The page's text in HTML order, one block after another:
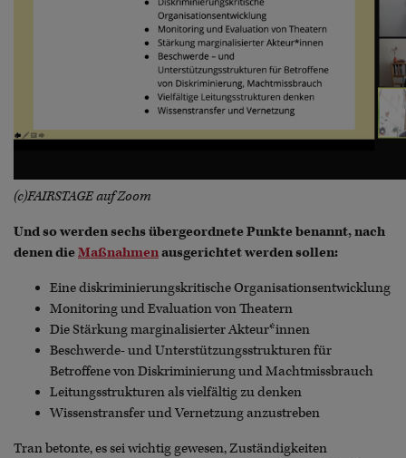
(c)FAIRSTAGE auf Zoom
Und so werden sechs übergeordnete Punkte benannt, nach
denen dieMaßnahmenausgerichtet werden sollen:
Eine diskriminierungskritische Organisationsentwicklung
Monitoring und Evaluation von Theatern
Die Stärkung marginalisierter Akteur*innen
Beschwerde- und Unterstützungsstrukturen für
Betroffene von Diskriminierung und Machtmissbrauch
Leitungsstrukturen als vielfältig zu denken
Wissenstransfer und Vernetzung anzustreben
Tran betonte, es sei wichtig gewesen, Zuständigkeiten